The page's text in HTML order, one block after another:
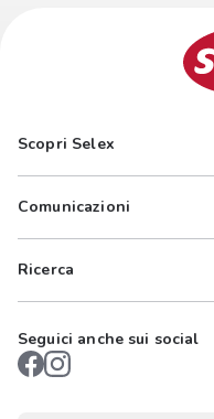
Scopri Selex
Comunicazioni
Ricerca
Seguici anche sui social